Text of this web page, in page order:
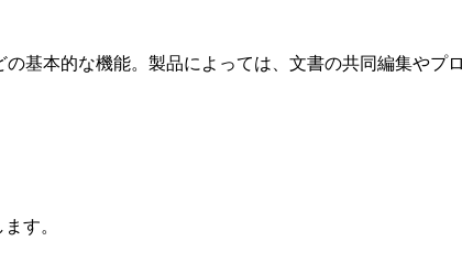
基本的な機能。製品によっては、文書の共同編集や
す。